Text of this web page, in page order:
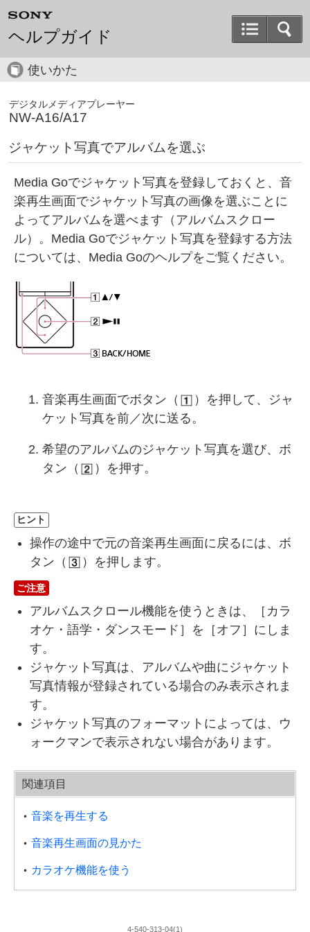
ヘルプガイド
使いかた
デジタルメディアプレーヤー
NW-A16/A17
ジャケット写真でアルバムを選ぶ
Media Goでジャケット写真を登録しておくと、音
楽再生画面でジャケット写真の画像を選ぶことに
よってアルバムを選べます（アルバムスクロー
ル）。Media Goでジャケット写真を登録する方法
については、Media Goのヘルプをご覧ください。
音楽再生画面でボタン（
）を押して、ジャ
ケット写真を前／次に送る。
希望のアルバムのジャケット写真を選び、ボ
タン（
）を押す。
ヒント
操作の途中で元の音楽再生画面に戻るには、ボ
タン（
）を押します。
ご注意
アルバムスクロール機能を使うときは、［ カラ
オケ・語学・ダンスモード ］を［オフ ］にしま
す。
ジャケット写真は、アルバムや曲にジャケット
写真情報が登録されている場合のみ表示されま
す。
ジャケット写真のフォーマットによっては、ウ
ォークマンで表示されない場合があります。
関連項目
音楽を再生する
音楽再生画面の見かた
カラオケ機能を使う
4-540-313-04(1)